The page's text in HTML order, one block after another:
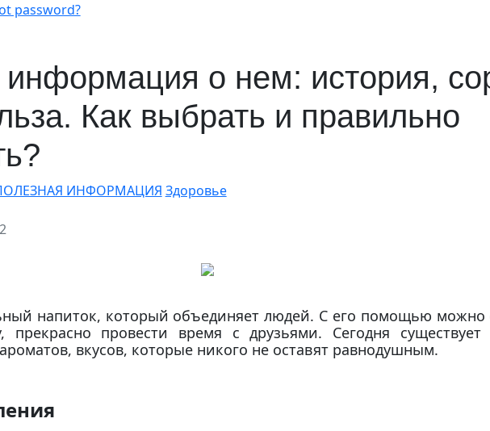
password?
о нем: история,
Как выбрать и правильно
ИНФОРМАЦИЯ Здоровье
напиток, который объединяет людей. С его помощью можно
прекрасно провести время с друзьями. Сегодня существует
вкусов, которые никого не оставят равнодушным.